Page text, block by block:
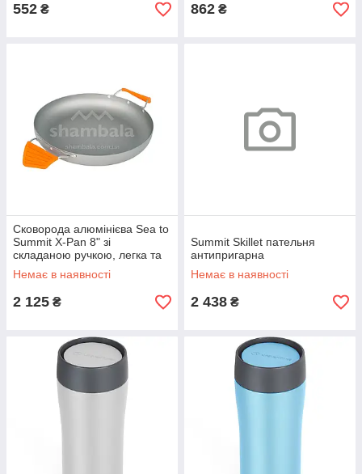
552 ₴ 862 ₴
Сковорода алюмінієва Sea to
Summit X-Pan 8" зі
складаною ручкою, легка та
компактна для туризму.
Немає в наявності
2 125 ₴
Summit Skillet пательня
антипригарна
Немає в наявності
2 438 ₴